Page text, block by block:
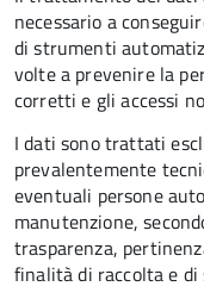
necessario a
di strumenti
volte a prevenire la
corretti e gli accessi
I dati sono trattati
prevalentemente
eventuali persone
manutenzione,
trasparenza,
finalità di raccolta e